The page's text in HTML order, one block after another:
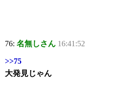
76:名無しさん 16:41:52
>>75
大発見じゃん